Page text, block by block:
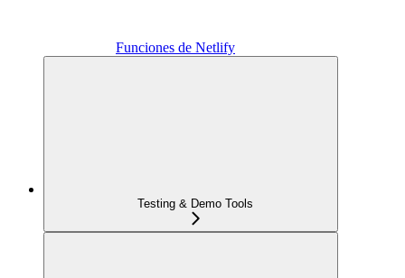
Funciones de Netlify
Testing & Demo Tools